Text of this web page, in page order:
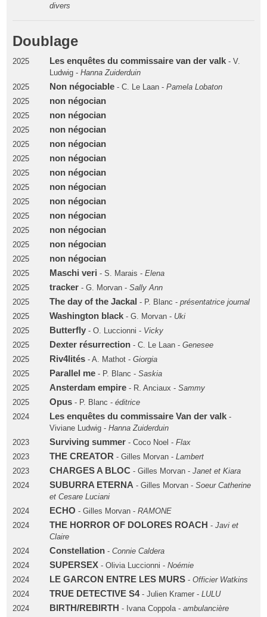
divers
Doublage
2025 Les enquêtes du commissaire van der valk- V.
Ludwig - Hanna Zuiderduin
2025
Non négociable- C. Le Laan - Pamela Lobaton
2025
non négocian
2025 non négocian
2025 non négocian
2025 non négocian
2025 non négocian
2025 non négocian
2025 non négocian
2025 non négocian
2025 non négocian
2025 non négocian
2025 non négocian
2025 non négocian
2025 Maschi veri - S. Marais - Elena
2025
tracker- G. Morvan - Sally Ann
2025
The day of the Jackal - P. Blanc - présentatrice journal
2025
Washington black- G. Morvan - Uki
2025
Butterfly- O. Luccionni - Vicky
2025
Dexter résurrection- C. Le Laan - Genesee
2025
Riv4lités- A. Mathot - Giorgia
2025
Parallel me- P. Blanc - Saskia
2025
Ansterdam empire- R. Anciaux - Sammy
2025
Opus- P. Blanc - éditrice
2024
Les enquêtes du commissaire Van der valk-
Viviane Ludwig - Hanna Zuiderduin
2023
Surviving summer- Coco Noel - Flax
2023
THE CREATOR- Gilles Morvan - Lambert
2023
CHARGES A BLOC- Gilles Morvan - Janet et Kiara
2024
SUBURRA ETERNA- Gilles Morvan - Soeur Catherine
et Cesare Luciani
2024
ECHO - Gilles Morvan - RAMONE
2024
THE HORROR OF DOLORES ROACH - Javi et
Claire
2024
Constellation- Connie Caldera
2024
SUPERSEX- Olivia Luccionni - Noémie
2024
LE GARCON ENTRE LES MURS- Officier Watkins
2024
TRUE DETECTIVE S4- Julien Kramer - LULU
2024
BIRTH/REBIRTH - Ivana Coppola - ambulancière